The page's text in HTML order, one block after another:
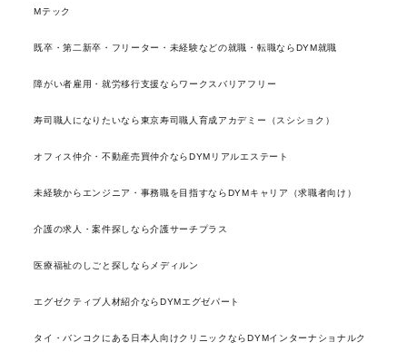
Mテック
既卒・第二新卒・フリーター・未経験などの就職・転職ならDYM就職
障がい者雇用・就労移行支援ならワークスバリアフリー
寿司職人になりたいなら東京寿司職人育成アカデミー（スシショク）
オフィス仲介・不動産売買仲介ならDYMリアルエステート
未経験からエンジニア・事務職を目指すならDYMキャリア（求職者向け）
介護の求人・案件探しなら介護サーチプラス
医療福祉のしごと探しならメディルン
エグゼクティブ人材紹介ならDYMエグゼパート
タイ・バンコクにある日本人向けクリニックならDYMインターナショナルク